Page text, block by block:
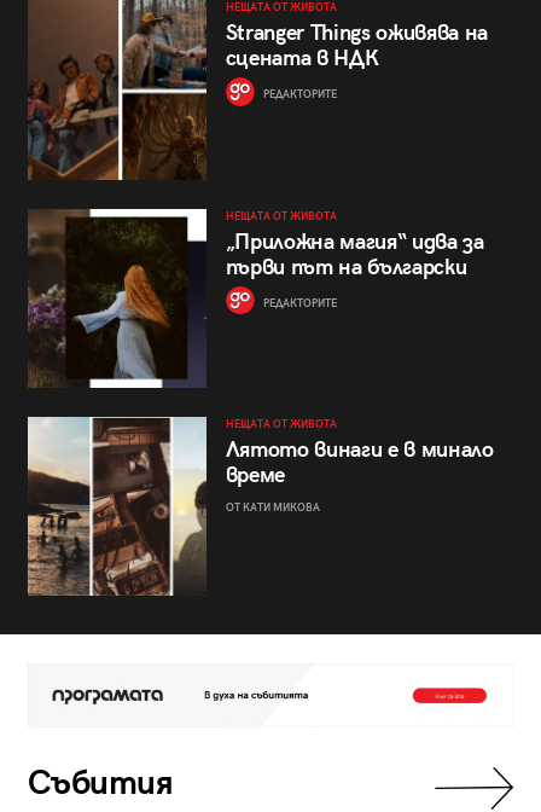
НЕЩАТА ОТ ЖИВОТА
Stranger Things оживява на
сцената в НДК
РЕДАКТОРИТЕ
НЕЩАТА ОТ ЖИВОТА
„Приложна магия“ идва за
първи път на български
РЕДАКТОРИТЕ
НЕЩАТА ОТ ЖИВОТА
Лятото винаги е в минало
време
ОТ КАТИ МИКОВА
Събития